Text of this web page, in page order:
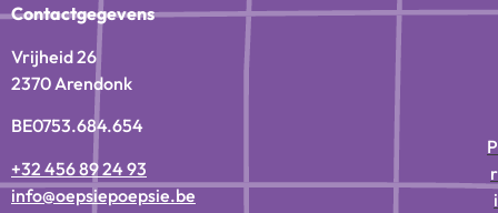
Contactgegevens
Vrijheid 26
2370 Arendonk
BE0753.684.654
+32 456 89 24 93
info@oepsiepoepsie.be
P
r
i